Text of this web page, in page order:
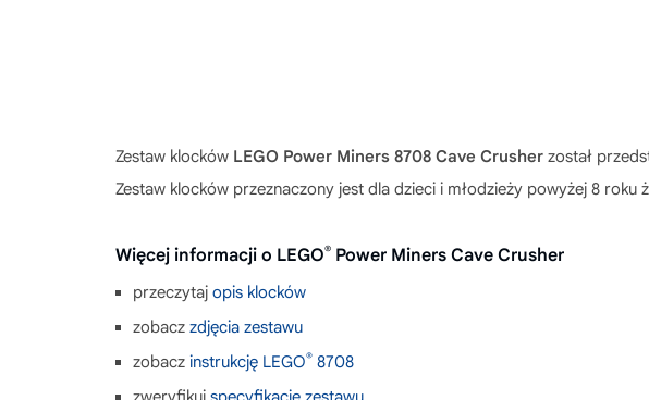
Zestaw klocków LEGO Power Miners 8708 Cave Crusher został
Zestaw klocków przeznaczony jest dla dzieci i młodzieży powyżej 8 roku
Więcej informacji o LEGO® Power Miners Cave Crusher
przeczytaj opis klocków
zobacz zdjęcia zestawu
zobacz instrukcję LEGO® 8708